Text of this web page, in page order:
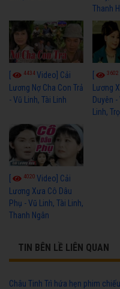
Thanh
4434Video] Cải
Lương Nợ Cha Con Trả
- Vũ Linh, Tài Linh
3602
Lương
Duyên -
Linh,
[ 4020 Video] Cải
Lương Xưa Cô Dâu
Phụ - Vũ Linh, Tài Linh,
Thanh Ngân
TIN BÊN LỀ LIÊN QUAN
Châu Tinh Trì hứa hẹn phim